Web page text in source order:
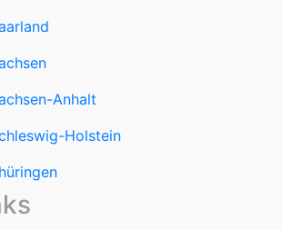
Anhalt
Holstein